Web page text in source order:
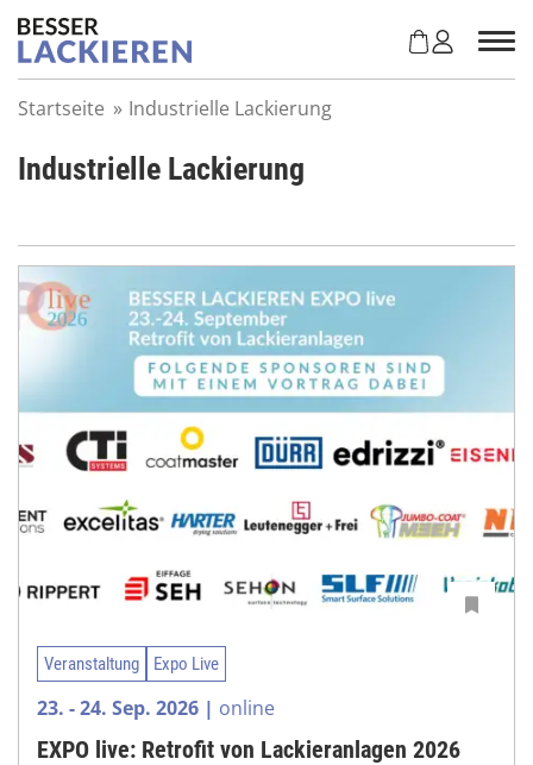
Startseite » Industrielle Lackierung
Industrielle Lackierung
Veranstaltung Expo Live
23. - 24. Sep. 2026 | online
EXPO live: Retrofit von Lackieranlagen 2026